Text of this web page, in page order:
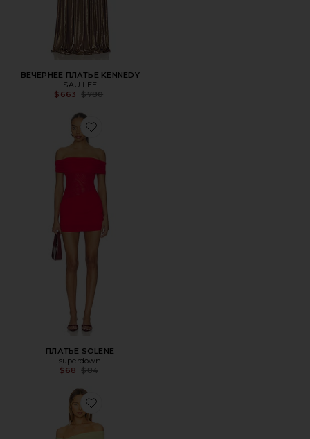
ВЕЧЕРНЕЕ ПЛАТЬЕ KENNEDY
SAU LEE
$663
Previous price:
$780
Favorite ПЛАТЬЕ SOLENE
ПЛАТЬЕ SOLENE
superdown
$68
Previous price:
$84
Favorite ПЛАТЬЕ HELOISE